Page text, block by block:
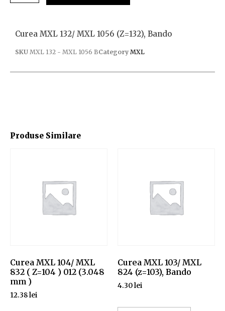
Produse Similare
Curea MXL 104/ MXL
832 ( Z=104 ) 012 (3.048
mm )
12.38lei
Curea MXL 103/ MXL
824 (z=103), Bando
4.30lei
Curea MXL 132/ MXL 1056 (z=132), Bando
SKU MXL 132 - MXL 1056 BCategory MXL